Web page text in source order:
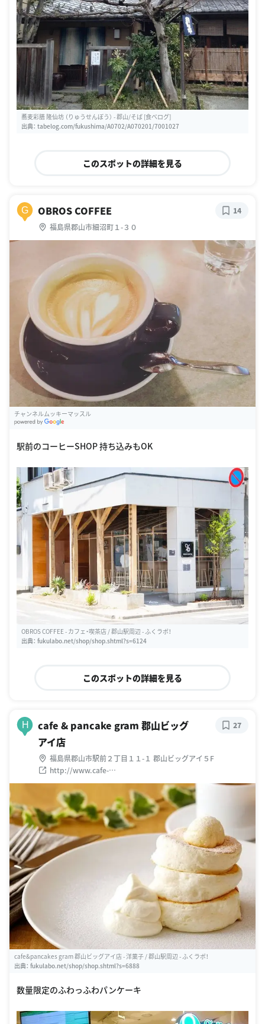
蕎麦彩膳 隆仙坊 （りゅうせんぼう） - 郡山/そば [食べログ]
出典： tabelog.com/fukushima/A0702/A070201/7001027
このスポットの詳細を見る
G OBROS COFFEE
福島県郡山市細沼町１-３０
14
チャンネルムッキーマッスル
駅前のコーヒーSHOP 持ち込みもOK
OBROS COFFEE - カフェ・喫茶店 / 郡山駅周辺 - ふくラボ！
出典： fukulabo.net/shop/shop.shtml?s=6124
このスポットの詳細を見る
H
cafe & pancake gram 郡山ビッグ
アイ店
福島県郡山市駅前２丁目１１-１ 郡山ビッグアイ５F
http://www.cafe-
gram.com/sp/shop/shop_detail/koriyamabigeye.html
27
cafe&pancakes gram 郡山ビッグアイ店 - 洋菓子 / 郡山駅周辺 - ふくラボ！
出典： fukulabo.net/shop/shop.shtml?s=6888
数量限定のふわっふわパンケーキ